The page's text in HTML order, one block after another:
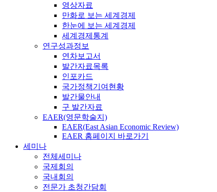
영상자료
만화로 보는 세계경제
한눈에 보는 세계경제
세계경제통계
연구성과정보
연차보고서
발간자료목록
인포카드
국가정책기여현황
발간물안내
구 발간자료
EAER(영문학술지)
EAER(East Asian Economic Review)
EAER 홈페이지 바로가기
세미나
전체세미나
국제회의
국내회의
전문가 초청간담회